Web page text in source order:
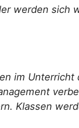
werden sich
im
Klassen